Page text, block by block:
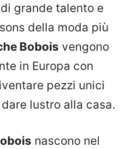
grande talento e
della moda più
Bobois vengono
in Europa con
pezzi unici
lustro alla casa.
nascono nel